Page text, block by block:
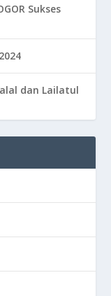
Sukses
dan Lailatul